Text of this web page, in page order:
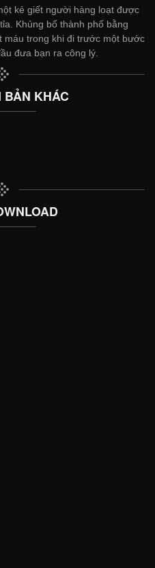
kẻ giết người hàng loạt được
Khủng bố thành phố bằng
máu trong khi đi trước một bước
đưa bạn ra công lý.
BẢN KHÁC